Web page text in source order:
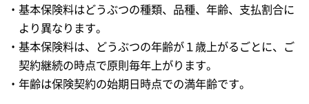
・基本保険料はどうぶつの種類、品種、年齢、支払割合に
より異なります。
・基本保険料は、どうぶつの年齢が１歳上がるごとに、ご
契約継続の時点で原則毎年上がります。
・年齢は保険契約の始期日時点での満年齢です。